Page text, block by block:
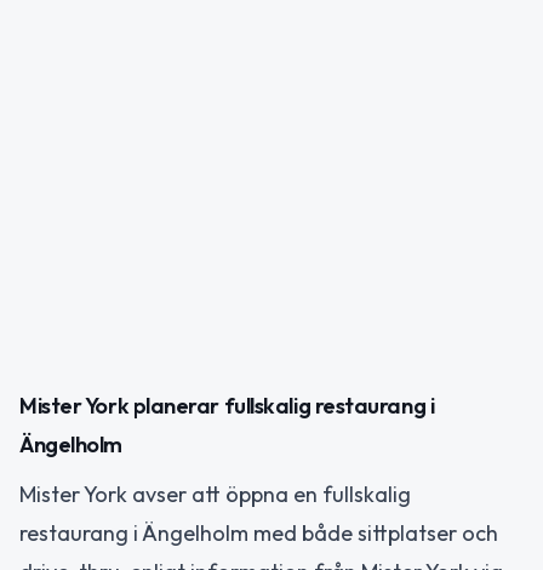
Mister York planerar fullskalig restaurang i
Ängelholm
Mister York avser att öppna en fullskalig
restaurang i Ängelholm med både sittplatser och